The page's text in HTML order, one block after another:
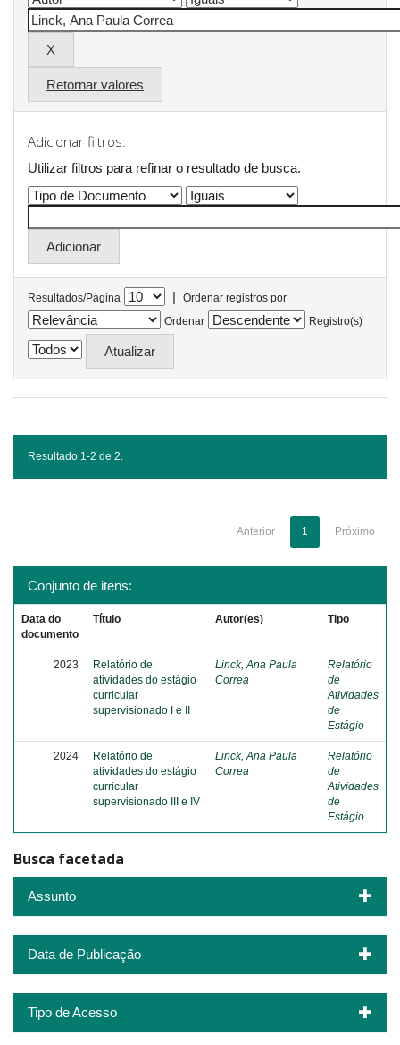
Retornar valores
Adicionar filtros:
Utilizar filtros para refinar o resultado de busca.
Resultados/Página |
Ordenar registros por
Ordenar
Registro(s)
Resultado 1-2 de 2.
Anterior 1 Próximo
Conjunto de itens:
Data do
documento
Título Autor(es) Tipo
2023
Relatório de
atividades do estágio
curricular
supervisionado I e II
Linck, Ana Paula
Correa
Relatório
de
Atividades
de
Estágio
2024
Relatório de
atividades do estágio
curricular
supervisionado III e IV
Linck, Ana Paula
Correa
Relatório
de
Atividades
de
Estágio
Busca facetada
Assunto
Data de Publicação
Tipo de Acesso